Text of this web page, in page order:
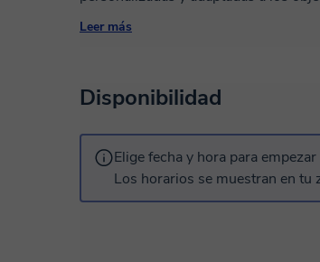
musical, ritmo, acordes, armonía, improvisación y
Leer más
Disponibilidad
Elige fecha y hora para
Los horarios se muestran en tu